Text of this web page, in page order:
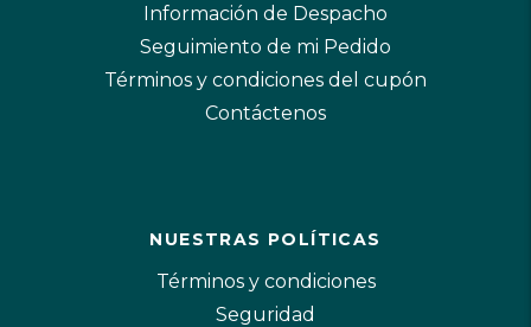
Información de Despacho
Seguimiento de mi Pedido
Términos y condiciones del cupón
Contáctenos
NUESTRAS POLÍTICAS
Términos y condiciones
Seguridad